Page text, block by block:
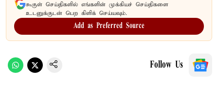
கூகுள் செய்திகளில் எங்களின் முக்கியச் செய்திகளை
உடனுக்குடன் பெற கிளிக் செய்யவும்.
Add as Preferred Source
Follow Us